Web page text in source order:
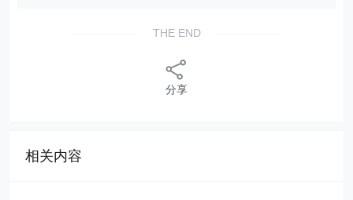
THE END
分享
相关内容